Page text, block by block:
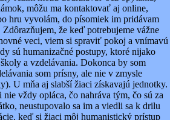
môžu ma kontaktovať aj online,
hru vyvolám, do písomiek im pridávam
že keď potrebujeme vážne
veci, viem si spraviť pokoj a vnímavú
sú humanizačné postupy, ktoré nijako
a vzdelávania. Dokonca by som
som prísny, ale nie v zmysle
U mňa aj slabší žiaci získavajú jednotky.
vždy opláca, čo nahráva tým, čo sú za
neustupovalo sa im a viedli sa k drilu
keď si žiaci môj humanistický prístup